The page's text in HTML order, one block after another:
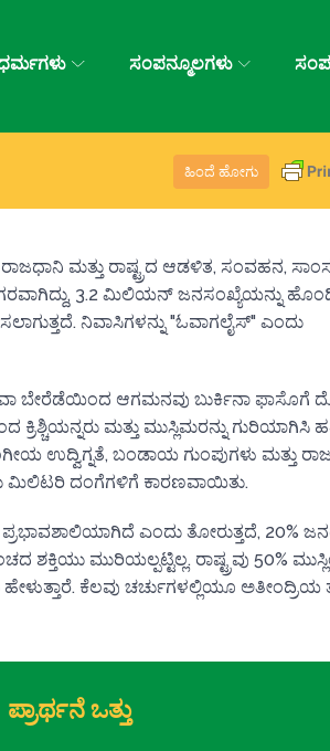
ಸಂಪನ್ಮೂಲಗಳು
ಹಿಂದೆ ಹೋಗು
ಮತ್ತು ರಾಷ್ಟ್ರದ ಆಡಳಿತ, ಸಂವಹನ,
3.2 ಮಿಲಿಯನ್ ಜನಸಂಖ್ಯೆಯನ್ನು
ನಿವಾಸಿಗಳನ್ನು "ಓವಾಗಲೈಸ್" ಎಂದು
ಬೇರೆಡೆಯಿಂದ ಆಗಮನವು ಬುರ್ಕಿನಾ ಫಾಸೊಗೆ
ಕ್ರಿಶ್ಚಿಯನ್ನರು ಮತ್ತು ಮುಸ್ಲಿಮರನ್ನು ಗುರಿಯಾಗಿಸಿ
ಉದ್ವಿಗ್ನತೆ, ಬಂಡಾಯ ಗುಂಪುಗಳು ಮತ್ತು
ಮಿಲಿಟರಿ ದಂಗೆಗಳಿಗೆ ಕಾರಣವಾಯಿತು.
ಎಂದು ತೋರುತ್ತದೆ, 20%
ಶಕ್ತಿಯು ಮುರಿಯಲ್ಪಟ್ಟಿಲ್ಲ. ರಾಷ್ಟ್ರವು 50%
ಕೆಲವು ಚರ್ಚುಗಳಲ್ಲಿಯೂ ಅತೀಂದ್ರಿಯ
ಪ್ರಾರ್ಥನೆ ಒತ್ತು